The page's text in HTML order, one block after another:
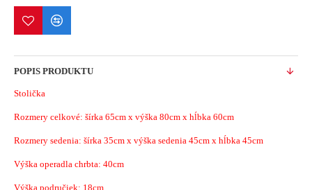
POPIS PRODUKTU
Stolička
Rozmery celkové: šírka 65cm x výška 80cm x hĺbka 60cm
Rozmery sedenia: šírka 35cm x výška sedenia 45cm x hĺbka 45cm
Výška operadla chrbta: 40cm
Výška područiek: 18cm